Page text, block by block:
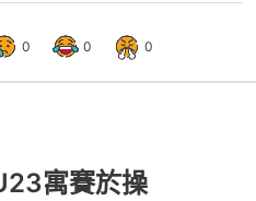
0 0 0
寓賽於操